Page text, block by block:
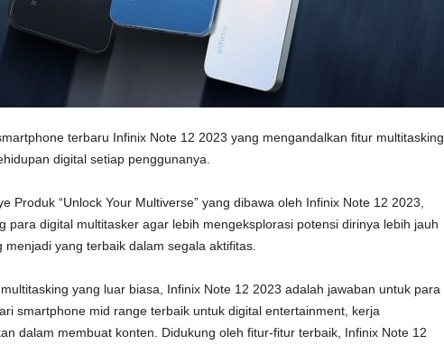
terbaru Infinix Note 12 2023 yang mengandalkan fitur multitasking
digital setiap penggunanya.
Produk “Unlock Your Multiverse” yang dibawa oleh Infinix Note 12 2023,
para digital multitasker agar lebih mengeksplorasi potensi dirinya lebih jauh
yang terbaik dalam segala aktifitas.
yang luar biasa, Infinix Note 12 2023 adalah jawaban untuk para
smartphone mid range terbaik untuk digital entertainment, kerja
dalam membuat konten. Didukung oleh fitur-fitur terbaik, Infinix Note 12